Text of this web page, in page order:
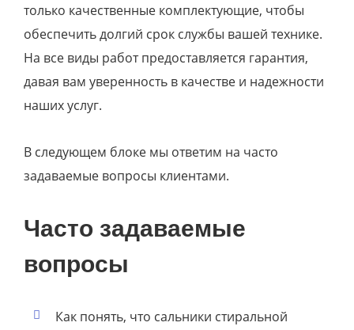
только качественные комплектующие, чтобы
обеспечить долгий срок службы вашей технике.
На все виды работ предоставляется гарантия,
давая вам уверенность в качестве и надежности
наших услуг.
В следующем блоке мы ответим на часто
задаваемые вопросы клиентами.
Часто задаваемые
вопросы
Как понять, что сальники стиральной